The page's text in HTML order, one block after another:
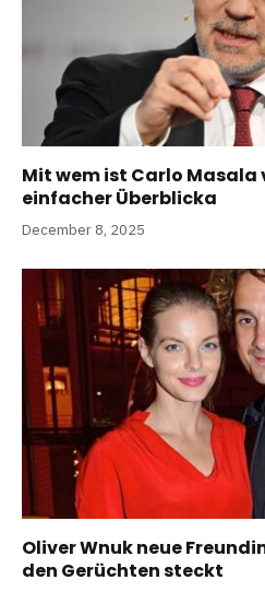
Mit wem ist Carlo Masala
einfacher Überblicka
December 8, 2025
Oliver Wnuk neue
den Gerüchten steckt